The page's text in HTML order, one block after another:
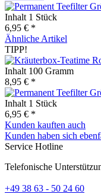
Inhalt 1 Stück
6,95 € *
Ähnliche Artikel
TIPP!
Inhalt 100 Gramm
8,95 € *
Inhalt 1 Stück
6,95 € *
Kunden kauften auch
Kunden haben sich
Service Hotline
Telefonische
+49 38 63 - 50 24 60